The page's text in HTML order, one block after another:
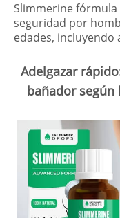
Slimmerine
seguridad por
edades, incluyendo
Adelgazar
bañador